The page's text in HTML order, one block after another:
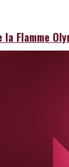
la Flamme